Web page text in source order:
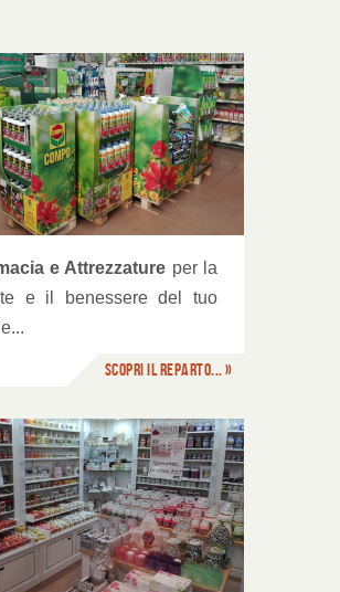
e Attrezzature per la
e il benessere del tuo
Scopri il reparto... »